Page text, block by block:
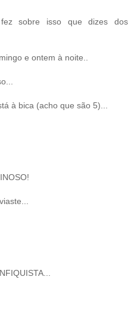
sobre isso que dizes dos
e ontem à noite..
à bica (acho que são 5)...